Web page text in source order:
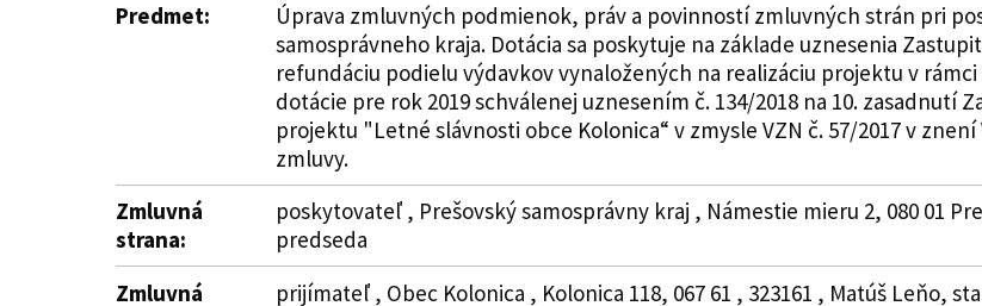
Predmet:
Úprava zmluvných podmienok, práv a povinností zmluvných strán pri
samosprávneho kraja. Dotácia sa poskytuje na základe uznesenia
refundáciu podielu výdavkov vynaložených na realizáciu projektu v
dotácie pre rok 2019 schválenej uznesením č. 134/2018 na 10. zasadnutí
projektu "Letné slávnosti obce Kolonica“ v zmysle VZN č. 57/2017 v
zmluvy.
Zmluvná
strana:
poskytovateľ , Prešovský samosprávny kraj , Námestie mieru 2, 080 01
predseda
Zmluvná
prijímateľ , Obec Kolonica , Kolonica 118, 067 61 , 323161 , Matúš Leňo,